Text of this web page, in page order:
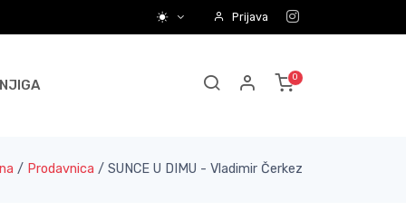
Prijava
/ Prodavnica / SUNCE U DIMU - Vladimir Čerkez